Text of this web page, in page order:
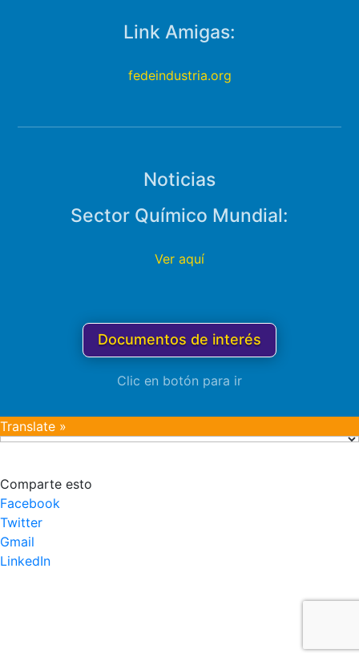
Link Amigas:
fedeindustria.org
Noticias
Sector Químico Mundial:
Ver aquí
Documentos de interés
Clic en botón para ir
Translate »
Comparte esto
Facebook
Twitter
Gmail
LinkedIn